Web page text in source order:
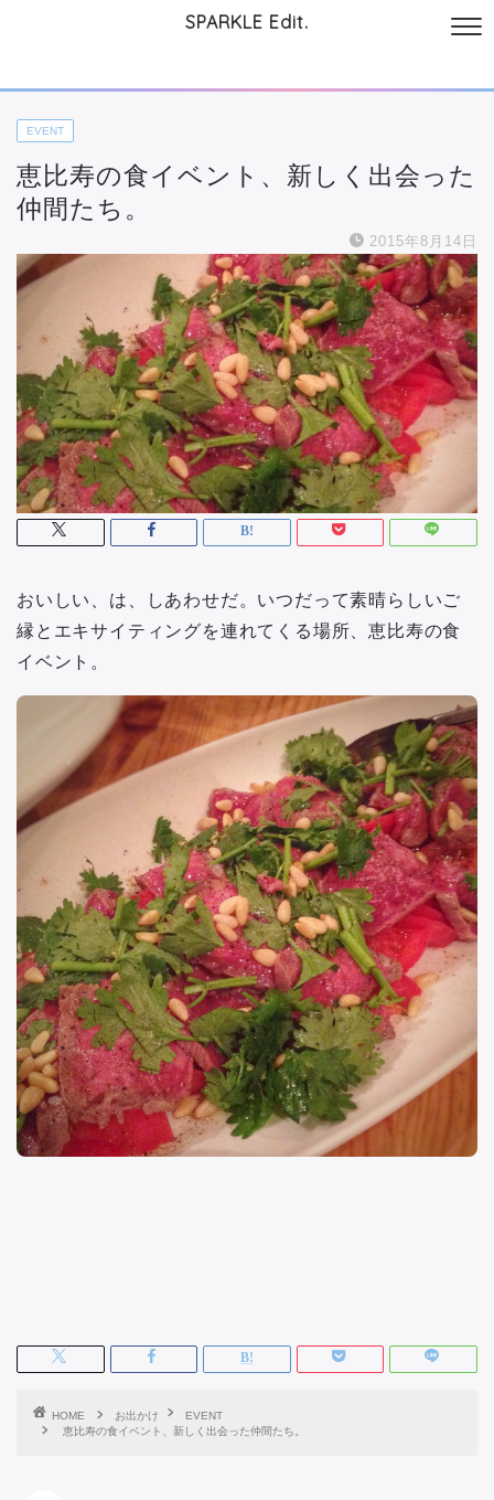
SPARKLE Edit.
EVENT
恵比寿の食イベント、新しく出会った
仲間たち。
2015年8月14日
おいしい、は、しあわせだ。いつだって素晴らしいご
縁とエキサイティングを連れてくる場所、恵比寿の食
イベント。
HOME お出かけ
EVENT
恵比寿の食イベント、新しく出会った仲間たち。